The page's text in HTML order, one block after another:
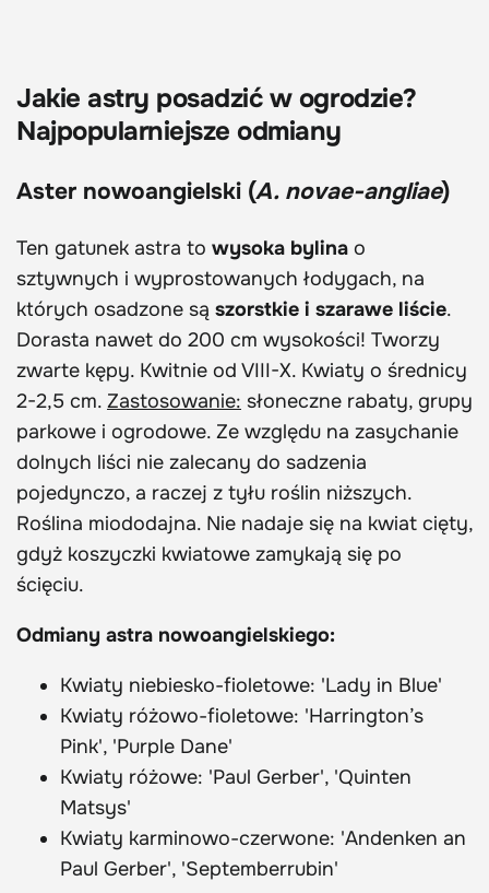
Jakie astry posadzić w ogrodzie?
Najpopularniejsze odmiany
Aster nowoangielski (A. novae-angliae)
Ten gatunek astra to wysoka bylina o
sztywnych i wyprostowanych łodygach, na
których osadzone są szorstkie i szarawe liście.
Dorasta nawet do 200 cm wysokości! Tworzy
zwarte kępy. Kwitnie od VIII-X. Kwiaty o średnicy
2-2,5 cm. Zastosowanie: słoneczne rabaty, grupy
parkowe i ogrodowe. Ze względu na zasychanie
dolnych liści nie zalecany do sadzenia
pojedynczo, a raczej z tyłu roślin niższych.
Roślina miododajna. Nie nadaje się na kwiat cięty,
gdyż koszyczki kwiatowe zamykają się po
ścięciu.
Odmiany astra nowoangielskiego:
Kwiaty niebiesko-fioletowe: 'Lady in Blue'
Kwiaty różowo-fioletowe: 'Harrington’s
Pink', 'Purple Dane'
Kwiaty różowe: 'Paul Gerber', 'Quinten
Matsys'
Kwiaty karminowo-czerwone: 'Andenken an
Paul Gerber', 'Septemberrubin'